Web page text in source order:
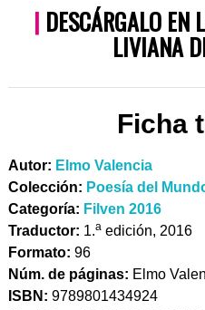
| DESCÁRGALO
LIVIANA
Ficha
Autor: Elmo Valencia
Colección: Poesía del
Categoría: Filven 2016
Traductor: 1.aedición, 2016
Formato: 96
Núm. de páginas: Elmo
ISBN: 9789801434924